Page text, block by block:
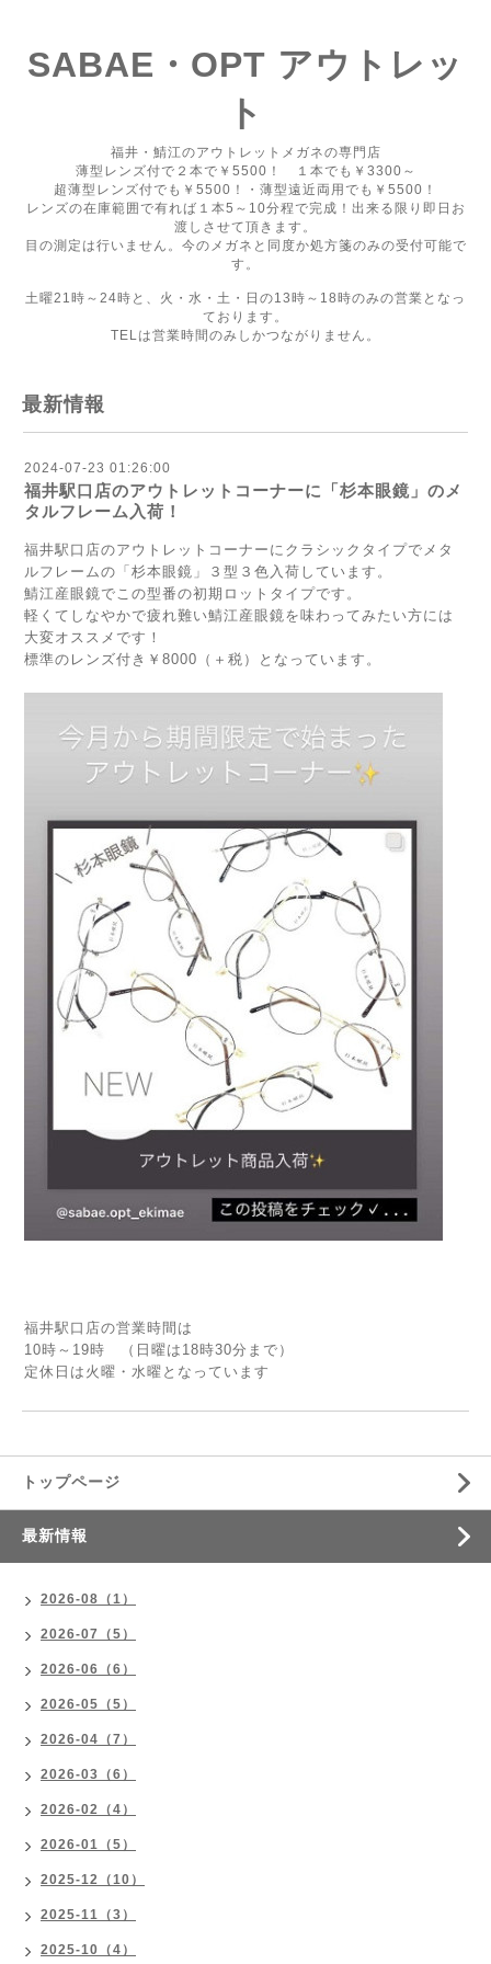
SABAE・OPT アウトレッ
ト
福井・鯖江のアウトレットメガネの専門店
薄型レンズ付で２本で￥5500！ １本でも￥3300～
超薄型レンズ付でも￥5500！・薄型遠近両用でも￥5500！
レンズの在庫範囲で有れば１本5～10分程で完成！出来る限り即日お
渡しさせて頂きます。
目の測定は行いません。今のメガネと同度か処方箋のみの受付可能で
す。
土曜21時～24時と、火・水・土・日の13時～18時のみの営業となっ
ております。
TELは営業時間のみしかつながりません。
最新情報
2024-07-23 01:26:00
福井駅口店のアウトレットコーナーに「杉本眼鏡」のメ
タルフレーム入荷！
福井駅口店のアウトレットコーナーにクラシックタイプでメタ
ルフレームの「杉本眼鏡」３型３色入荷しています。
鯖江産眼鏡でこの型番の初期ロットタイプです。
軽くてしなやかで疲れ難い鯖江産眼鏡を味わってみたい方には
大変オススメです！
標準のレンズ付き￥8000（＋税）となっています。
福井駅口店の営業時間は
10時～19時 （日曜は18時30分まで）
定休日は火曜・水曜となっています
トップページ
最新情報
2026-08（1）
2026-07（5）
2026-06（6）
2026-05（5）
2026-04（7）
2026-03（6）
2026-02（4）
2026-01（5）
2025-12（10）
2025-11（3）
2025-10（4）